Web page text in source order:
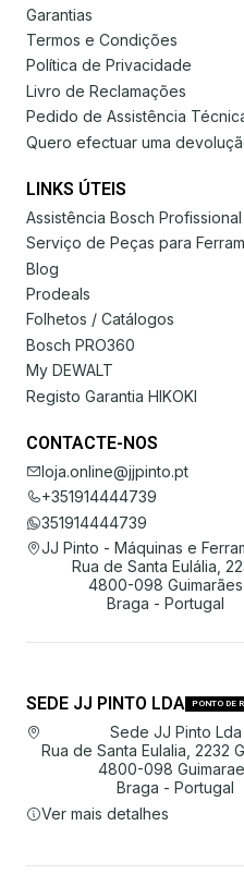
Garantias
Termos e Condições
Política de Privacidade
Livro de Reclamações
Pedido de Assistência
Quero efectuar uma
LINKS ÚTEIS
Assistência Bosch Profissional
Serviço de Peças para
Blog
Prodeals
Folhetos / Catálogos
Bosch PRO360
My DEWALT
Registo Garantia HIKOKI
CONTACTE-NOS
loja.online@jjpinto.pt
+351914444739
351914444739
JJ Pinto - Máquinas e
Rua de Santa Eulália,
4800-098 Guimarães
Braga - Portugal
SEDE JJ PINTO LDA PONTO DE
Sede JJ Pinto Lda
Rua de Santa Eulalia, 2232
4800-098
Braga - Portugal
Ver mais detalhes